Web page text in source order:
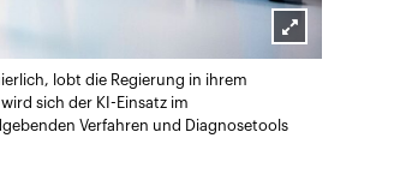
Lightbox
lobt die Regierung in ihrem
sich der KI-Einsatz im
Verfahren und Diagnosetools